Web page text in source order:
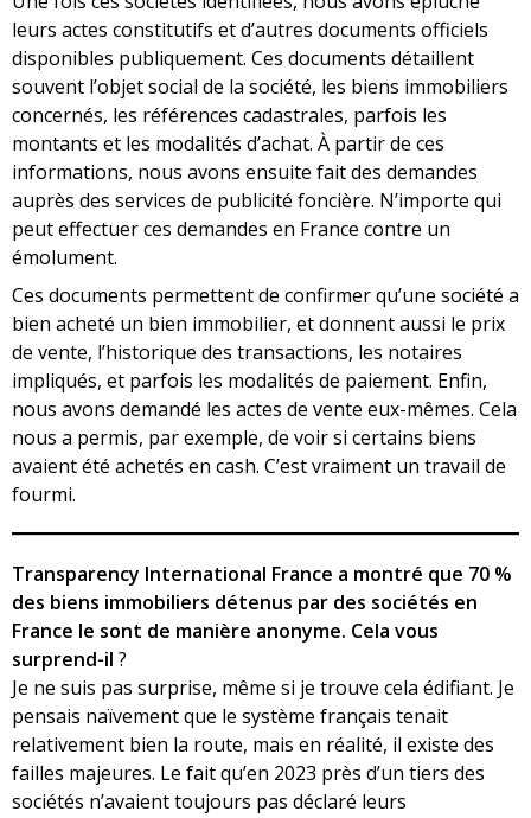
leurs actes constitutifs et d’autres documents officiels
disponibles publiquement. Ces documents détaillent
souvent l’objet social de la société, les biens immobiliers
concernés, les références cadastrales, parfois les
montants et les modalités d’achat. À partir de ces
informations, nous avons ensuite fait des demandes
auprès des services de publicité foncière. N’importe qui
peut effectuer ces demandes en France contre un
émolument.
Ces documents permettent de confirmer qu’une société a
bien acheté un bien immobilier, et donnent aussi le prix
de vente, l’historique des transactions, les notaires
impliqués, et parfois les modalités de paiement. Enfin,
nous avons demandé les actes de vente eux-mêmes. Cela
nous a permis, par exemple, de voir si certains biens
avaient été achetés en cash. C’est vraiment un travail de
fourmi.
Transparency International France a montré que 70 %
des biens immobiliers détenus par des sociétés en
France le sont de manière anonyme. Cela vous
surprend-il ?
Je ne suis pas surprise, même si je trouve cela édifiant. Je
pensais naïvement que le système français tenait
relativement bien la route, mais en réalité, il existe des
failles majeures. Le fait qu’en 2023 près d’un tiers des
sociétés n’avaient toujours pas déclaré leurs